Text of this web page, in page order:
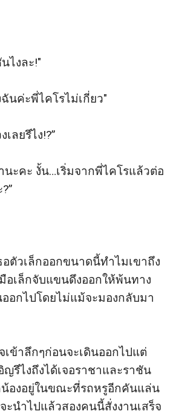
ไงละ!"
นค่ะพี่ไคโรไม่เกี่ยว"
ลยรึไง!?”
ะคะ งั้น…เริ่มจากพี่ไคโรแล้วต่อ
อตัวเล็กออกขนาดนี้ทำไมเขาถึง
อเล็กจับแขนดึงออกให้พ้นทาง
ออกไปโดยไม่แม้จะมองกลับมา
เข้าลึกๆก่อนจะเดินออกไปแต่
ญรึไงถึงได้เจอราชาและราชัน
องอยู่ในขณะที่รถหรูอีกคันแล่น
ะนำไปแล้วสองคนนี้สั่งงานเสร็จ